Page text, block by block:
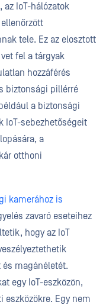
az IoT-hálózatok
tele. Ez az elosztott
fel a tárgyak
hozzáférés
biztonsági pillérré
a biztonsági
IoT-sebezhetőségeit
a
otthoni
kamerához is
zavaró eseteihez
hogy az IoT
magánéletét.
egy IoT-eszközön,
eszközökre. Egy nem